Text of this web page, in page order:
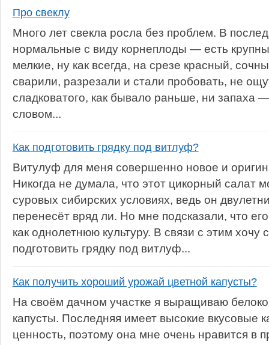
Про свеклу
Много лет свекла росла без проблем. В
нормальные с виду корнеплоды — есть
мелкие, ну как всегда, на срезе красный,
сварили, разрезали и стали пробовать, не
сладковатого, как бывало раньше, ни запаха
словом...
Как подготовить грядку под витлуф?
Витулуф для меня совершенно новое и
Никогда не думала, что этот цикорный салат
суровых сибирских условиях, ведь он
перенесёт вряд ли. Но мне подсказали, что
как однолетнюю культуру. В связи с этим хочу
подготовить грядку под витлуф...
Как получить хороший урожай цветной капусты?
На своём дачном участке я выращиваю
капусты. Последняя имеет высокие вкусовые
ценность, поэтому она мне очень нравится в